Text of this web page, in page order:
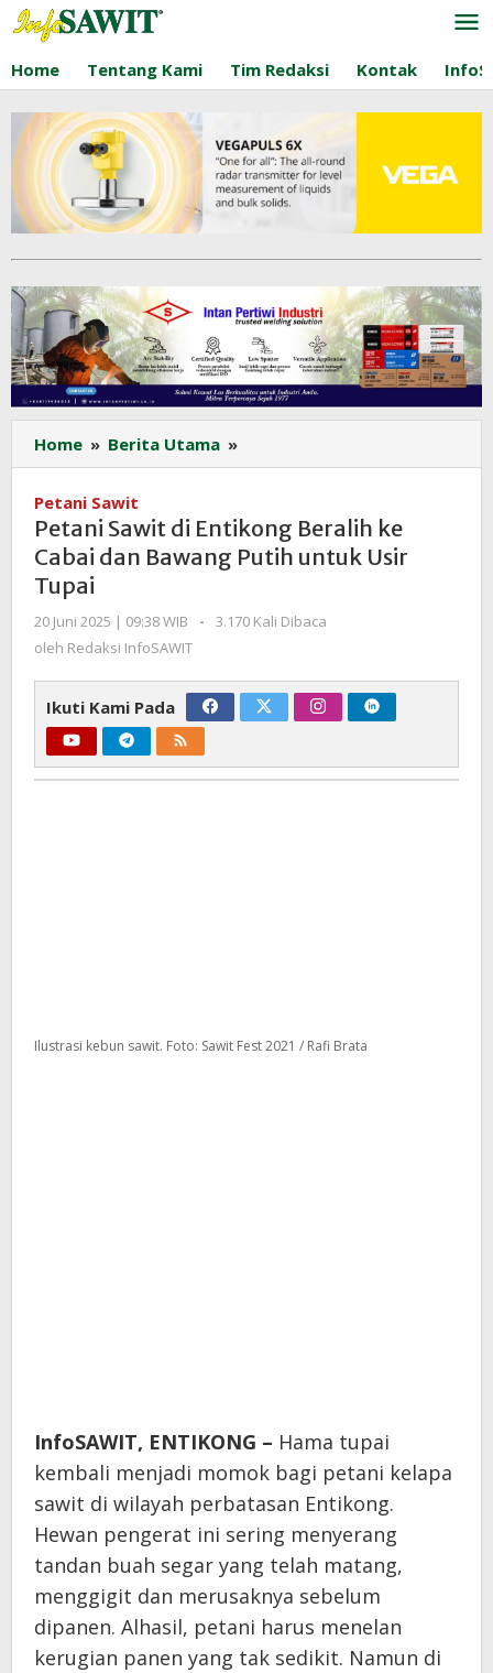
Lewati
ke
konten
Home Tentang Kami Tim Redaksi Kontak
Home » Berita Utama »
Sawit
Entikong
Beralih
ke
dan
untuk
Usir
Petani Sawit
Petani Sawit di Entikong Beralih ke
Cabai dan Bawang Putih untuk Usir
Tupai
20 Juni 2025 | 09:38 WIB
oleh
-
3.170 Kali Dibaca
oleh Redaksi InfoSAWIT
Ikuti Kami Pada
Ilustrasi kebun sawit. Foto: Sawit Fest 2021 / Rafi Brata
InfoSAWIT, ENTIKONG – Hama tupai
kembali menjadi momok bagi petani kelapa
sawit di wilayah perbatasan Entikong.
Hewan pengerat ini sering menyerang
tandan buah segar yang telah matang,
menggigit dan merusaknya sebelum
dipanen. Alhasil, petani harus menelan
kerugian panen yang tak sedikit. Namun di